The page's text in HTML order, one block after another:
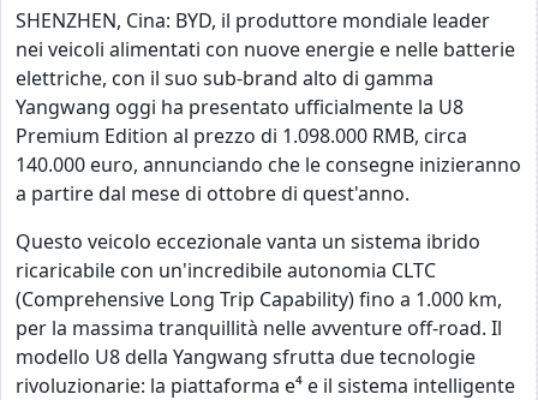
SHENZHEN, Cina: BYD, il produttore mondiale leader
nei veicoli alimentati con nuove energie e nelle batterie
elettriche, con il suo sub-brand alto di gamma
Yangwang oggi ha presentato ufficialmente la U8
Premium Edition al prezzo di 1.098.000 RMB, circa
140.000 euro, annunciando che le consegne inizieranno
a partire dal mese di ottobre di quest'anno.
Questo veicolo eccezionale vanta un sistema ibrido
ricaricabile con un'incredibile autonomia CLTC
(Comprehensive Long Trip Capability) fino a 1.000 km,
per la massima tranquillità nelle avventure off-road. Il
modello U8 della Yangwang sfrutta due tecnologie
rivoluzionarie: la piattaforma e⁴ e il sistema intelligente